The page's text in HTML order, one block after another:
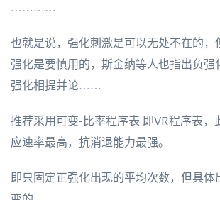
…………
也就是说，强化刺激是可以无处不在的，
强化是要慎用的，斯金纳等人也指出负强
强化相提并论……
推荐采用可变-比率程序表 即VR程序表，
应速率最高，抗消退能力最强。
即只固定正强化出现的平均次数，但具体